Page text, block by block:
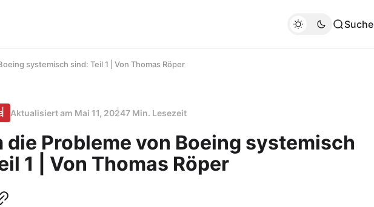
Suche
systemisch sind: Teil 1 | Von Thomas Röper
Aktualisiert am Mai 11, 20247 Min. Lesezeit
die Probleme von Boeing systemisch
1 | Von Thomas Röper